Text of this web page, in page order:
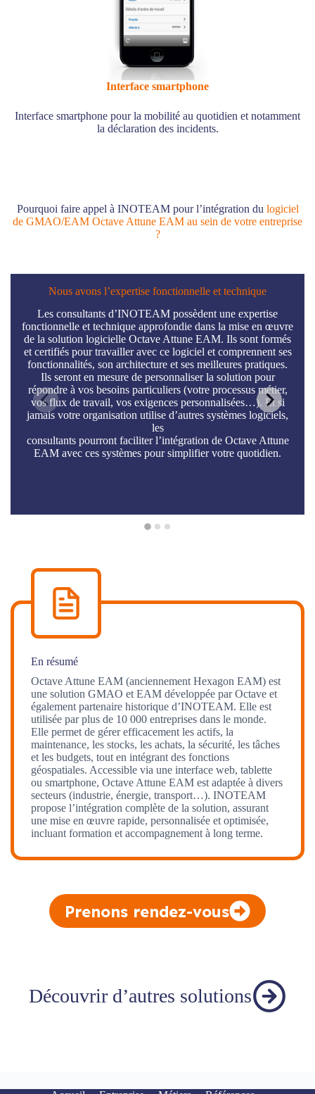
Interface smartphone
Interface smartphone pour la mobilité au quotidien et notamment
la déclaration des incidents.
Pourquoi faire appel à INOTEAM pour l’intégration du logiciel
de GMAO/EAM Octave Attune EAM au sein de votre entreprise
?
Nous avons l’expertise fonctionnelle et technique
Les consultants d’INOTEAM possèdent une expertise
fonctionnelle et technique approfondie dans la mise en œuvre
de la solution logicielle Octave Attune EAM. Ils sont formés
et certifiés pour travailler avec ce logiciel et comprennent ses
fonctionnalités, son architecture et ses meilleures pratiques.
Ils seront en mesure de personnaliser la solution pour
répondre à vos besoins particuliers (votre processus métier,
vos flux de travail, vos exigences personnalisées…). Et si
jamais votre organisation utilise d’autres systèmes logiciels,
les
consultants pourront faciliter l’intégration de Octave Attune
EAM avec ces systèmes pour simplifier votre quotidien.
En résumé
Octave Attune EAM (anciennement Hexagon EAM) est
une solution GMAO et EAM développée par Octave et
également partenaire historique d’INOTEAM. Elle est
utilisée par plus de 10 000 entreprises dans le monde.
Elle permet de gérer efficacement les actifs, la
maintenance, les stocks, les achats, la sécurité, les tâches
et les budgets, tout en intégrant des fonctions
géospatiales. Accessible via une interface web, tablette
ou smartphone, Octave Attune EAM est adaptée à divers
secteurs (industrie, énergie, transport…). INOTEAM
propose l’intégration complète de la solution, assurant
une mise en œuvre rapide, personnalisée et optimisée,
incluant formation et accompagnement à long terme.
Prenons rendez-vous
Découvrir d’autres solutions